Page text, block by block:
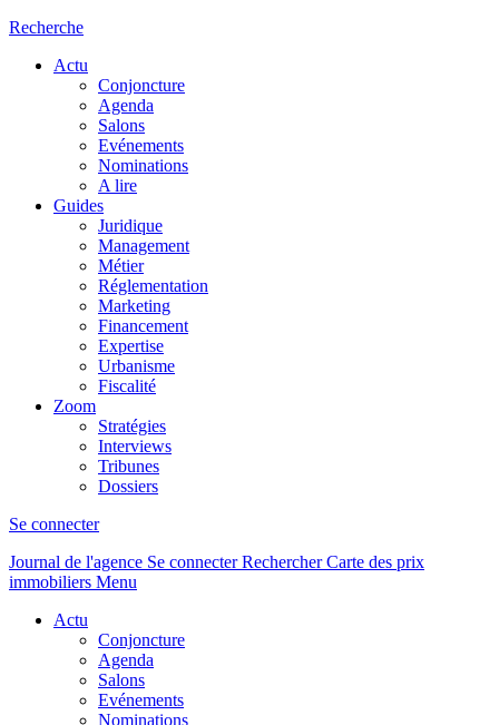
Recherche
Actu
Conjoncture
Agenda
Salons
Evénements
Nominations
A lire
Guides
Juridique
Management
Métier
Réglementation
Marketing
Financement
Expertise
Urbanisme
Fiscalité
Zoom
Stratégies
Interviews
Tribunes
Dossiers
Se connecter
Journal de l'agence Se connecterRechercher Carte des prix
immobiliers Menu
Actu
Conjoncture
Agenda
Salons
Evénements
Nominations